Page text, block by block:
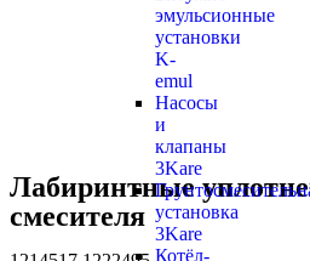
эмульсионные
установки
K-
emul
Насосы
и
клапаны
3Kare
установка
3Kare
Котёл-
Лабиринтные
смесителя